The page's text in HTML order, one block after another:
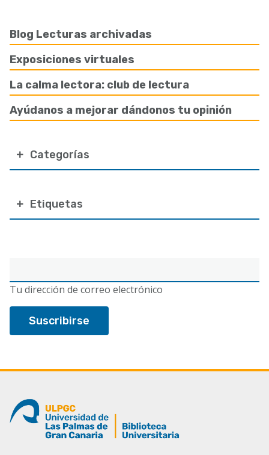
Blog Lecturas archivadas
Exposiciones virtuales
La calma lectora: club de lectura
Ayúdanos a mejorar dándonos tu opinión
electrónico
Tu dirección de correo electrónico
Categorías
Etiquetas